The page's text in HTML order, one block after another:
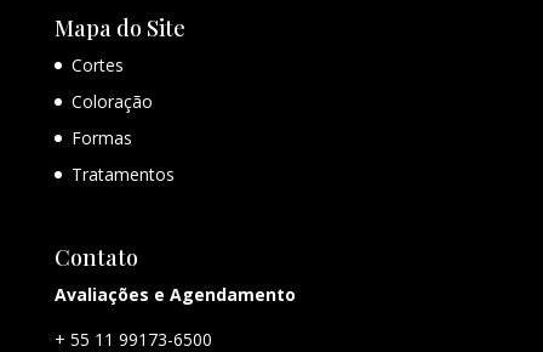
Mapa do Site
Cortes
Coloração
Formas
Tratamentos
Contato
Avaliações e Agendamento
+ 55 11 99173-6500